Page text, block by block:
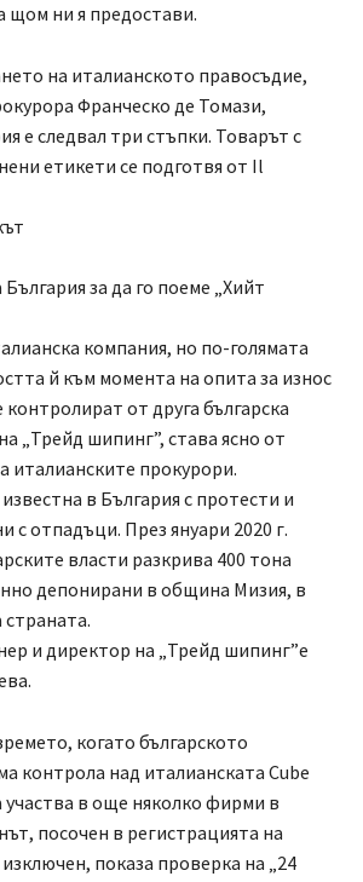
щом ни я предостави.
на италианското правосъдие,
Франческо де Томази,
е следвал три стъпки. Товарът с
етикети се подготвя от Il
България за да го поеме „Хийт
компания, но по-голямата
й към момента на опита за износ
от друга българска
„Трейд шипинг”, става ясно от
италианските прокурори.
в България с протести и
с отпадъци. През януари 2020 г.
власти разкрива 400 тона
депонирани в община Мизия, в
страната.
и директор на „Трейд шипинг”е
когато българското
контрола над италианската Cube
в още няколко фирми в
посочен в регистрацията на
показа проверка на „24